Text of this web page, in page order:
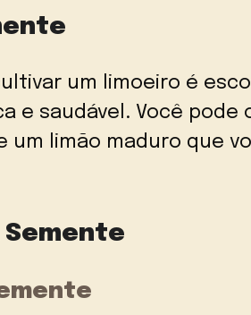
um limoeiro é
e saudável. Você pode
limão maduro que